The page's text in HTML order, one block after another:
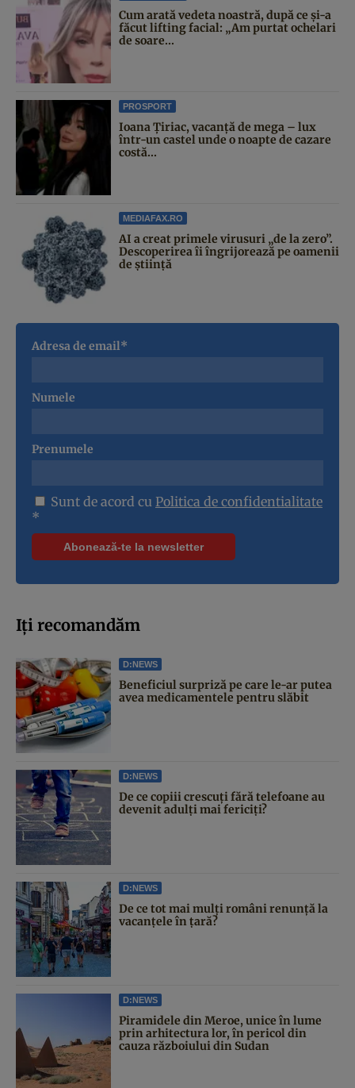
Cum arată vedeta noastră, după ce și-a
făcut lifting facial: „Am purtat ochelari
de soare...
PROSPORT
Ioana Țiriac, vacanță de mega – lux
într-un castel unde o noapte de cazare
costă...
MEDIAFAX.RO
AI a creat primele virusuri „de la zero”.
Descoperirea îi îngrijorează pe oamenii
de știință
Adresa de email*
Numele
Prenumele
Sunt de acord cu Politica de confidentialitate
*
Iți recomandăm
D:NEWS
Beneficiul surpriză pe care le-ar putea
avea medicamentele pentru slăbit
D:NEWS
De ce copiii crescuți fără telefoane au
devenit adulți mai fericiți?
D:NEWS
De ce tot mai mulți români renunță la
vacanțele în țară?
D:NEWS
Piramidele din Meroe, unice în lume
prin arhitectura lor, în pericol din
cauza războiului din Sudan